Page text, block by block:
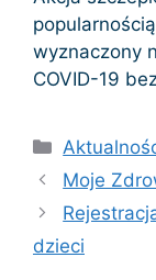
wyznaczony
COVID-19
Kategorie
Moje
dzieci